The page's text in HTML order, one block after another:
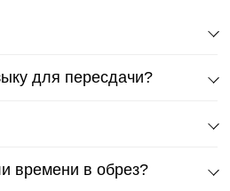
для пересдачи?
времени в обрез?